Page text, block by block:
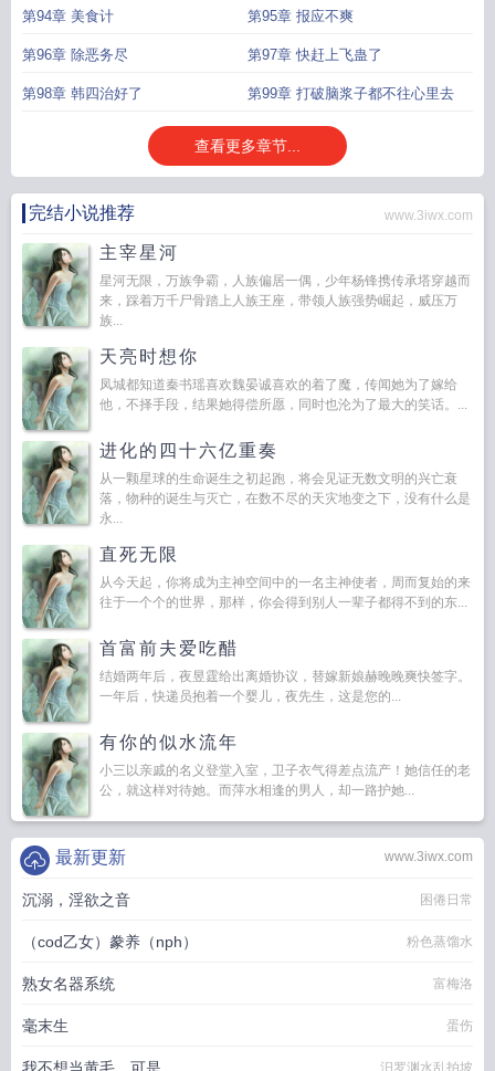
第94章 美食计 第95章 报应不爽
第96章 除恶务尽 第97章 快赶上飞蛊了
第98章 韩四治好了 第99章 打破脑浆子都不往心里去
查看更多章节...
完结小说推荐 www.3iwx.com
主宰星河
星河无限，万族争霸，人族偏居一偶，少年杨锋携传承塔穿越而
来，踩着万千尸骨踏上人族王座，带领人族强势崛起，威压万
族...
天亮时想你
凤城都知道秦书瑶喜欢魏晏诚喜欢的着了魔，传闻她为了嫁给
他，不择手段，结果她得偿所愿，同时也沦为了最大的笑话。...
进化的四十六亿重奏
从一颗星球的生命诞生之初起跑，将会见证无数文明的兴亡衰
落，物种的诞生与灭亡，在数不尽的天灾地变之下，没有什么是
永...
直死无限
从今天起，你将成为主神空间中的一名主神使者，周而复始的来
往于一个个的世界，那样，你会得到别人一辈子都得不到的东...
首富前夫爱吃醋
结婚两年后，夜昱霆给出离婚协议，替嫁新娘赫晚晚爽快签字。
一年后，快递员抱着一个婴儿，夜先生，这是您的...
有你的似水流年
小三以亲戚的名义登堂入室，卫子衣气得差点流产！她信任的老
公，就这样对待她。而萍水相逢的男人，却一路护她...
www.3iwx.com
最新更新
沉溺，淫欲之音 困倦日常
（cod乙女）豢养（nph） 粉色蒸馏水
熟女名器系统 富梅洛
毫末生 蛋伤
汨罗渊水乱拍坡